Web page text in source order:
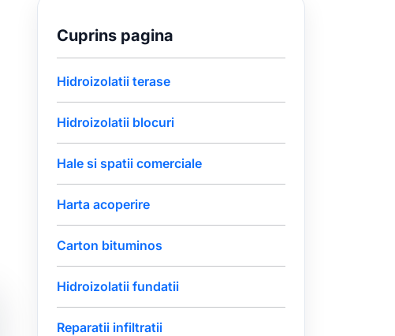
Cuprins pagina
Hidroizolatii terase
Hidroizolatii blocuri
Hale si spatii comerciale
Harta acoperire
Carton bituminos
Hidroizolatii fundatii
Reparatii infiltratii